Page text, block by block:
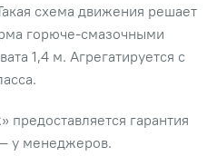
схема движения решает
горюче-смазочными
1,4 м. Агрегатируется с
предоставляется гарантия
у менеджеров.